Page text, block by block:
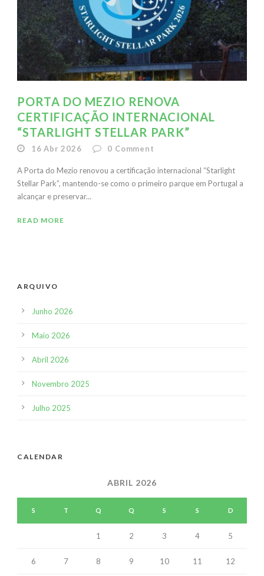
PORTA DO MEZIO RENOVA
CERTIFICAÇÃO INTERNACIONAL
“STARLIGHT STELLAR PARK”
16 Abr 2026 0 Comment
A Porta do Mezio renovou a certificação internacional “Starlight
Stellar Park”, mantendo-se como o primeiro parque em Portugal a
alcançar e preservar...
READ MORE
ARQUIVO
Junho 2026
Maio 2026
Abril 2026
Novembro 2025
Julho 2025
CALENDAR
ABRIL 2026
S T Q Q S S D
1 2 3 4 5
6 7 8 9 10 11 12